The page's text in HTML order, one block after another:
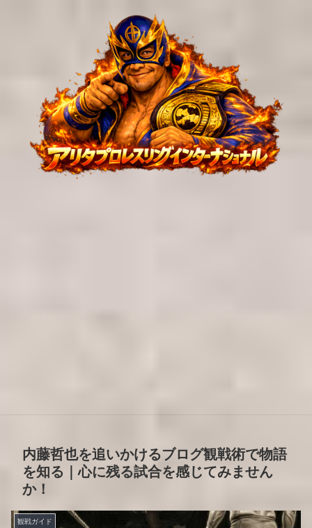
内藤哲也を追いかけるブログ観戦術で物語
を知る｜心に残る試合を感じてみません
か！
観戦ガイド